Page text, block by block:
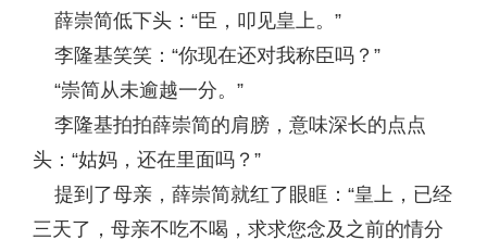
薛崇简低下头：“臣，叩见皇上。”
李隆基笑笑：“你现在还对我称臣吗？”
“崇简从未逾越一分。”
李隆基拍拍薛崇简的肩膀，意味深长的点点
头：“姑妈，还在里面吗？”
提到了母亲，薛崇简就红了眼眶：“皇上，已经
三天了，母亲不吃不喝，求求您念及之前的情分